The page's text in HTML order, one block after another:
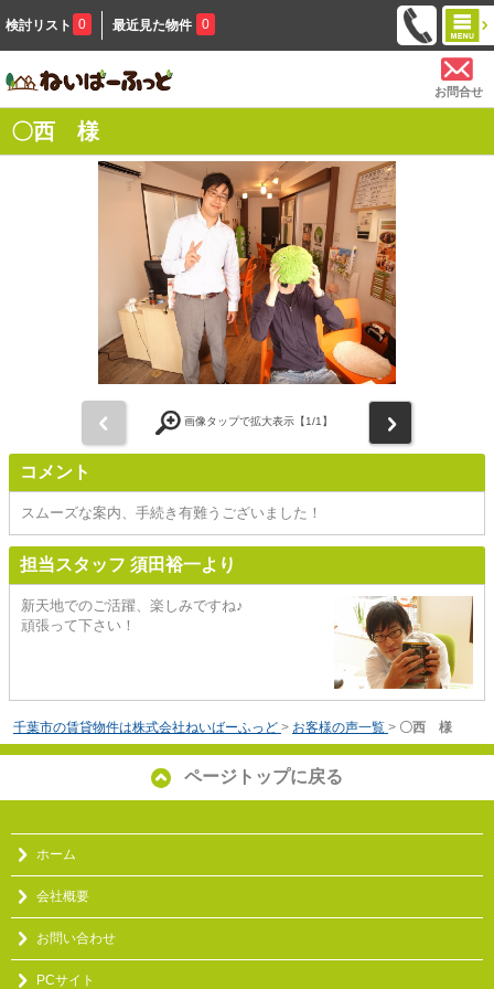
検討リスト 0 最近見た物件 0
お問合せ
〇西 様
画像タップで拡大表示【1/1】
コメント
スムーズな案内、手続き有難うございました！
担当スタッフ 須田裕一より
新天地でのご活躍、楽しみですね♪
頑張って下さい！
千葉市の賃貸物件は株式会社ねいばーふっど > お客様の声一覧 > 〇西 様
ページトップに戻る
ホーム
会社概要
お問い合わせ
PCサイト